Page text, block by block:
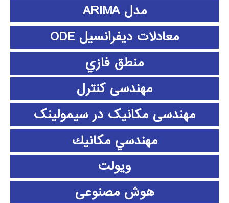
مدل ARIMA
معادلات دیفرانسیل ODE
منطق فازي
مهندسی کنترل
مهندسی مکانیک در سیمولینک
مهندسي مكانيك
ویولت
هوش مصنوعی